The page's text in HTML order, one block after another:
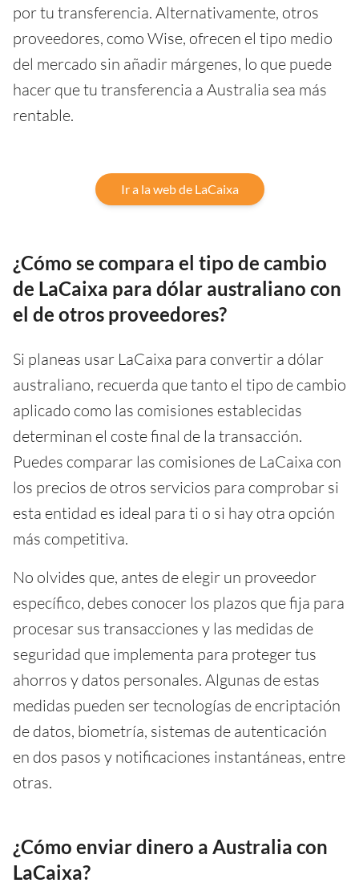
por tu transferencia. Alternativamente, otros
proveedores, como Wise, ofrecen el tipo medio
del mercado sin añadir márgenes, lo que puede
hacer que tu transferencia a Australia sea más
rentable.
Ir a la web de LaCaixa
¿Cómo se compara el tipo de cambio
de LaCaixa para dólar australiano con
el de otros proveedores?
Si planeas usar LaCaixa para convertir a dólar
australiano, recuerda que tanto el tipo de cambio
aplicado como las comisiones establecidas
determinan el coste final de la transacción.
Puedes comparar las comisiones de LaCaixa con
los precios de otros servicios para comprobar si
esta entidad es ideal para ti o si hay otra opción
más competitiva.
No olvides que, antes de elegir un proveedor
específico, debes conocer los plazos que fija para
procesar sus transacciones y las medidas de
seguridad que implementa para proteger tus
ahorros y datos personales. Algunas de estas
medidas pueden ser tecnologías de encriptación
de datos, biometría, sistemas de autenticación
en dos pasos y notificaciones instantáneas, entre
otras.
¿Cómo enviar dinero a Australia con
LaCaixa?